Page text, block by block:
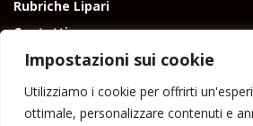
Impostazioni sui cookie
Utilizziamo i cookie per offrirti
ottimale, personalizzare contenuti e
Rubriche Lipari
Contatti